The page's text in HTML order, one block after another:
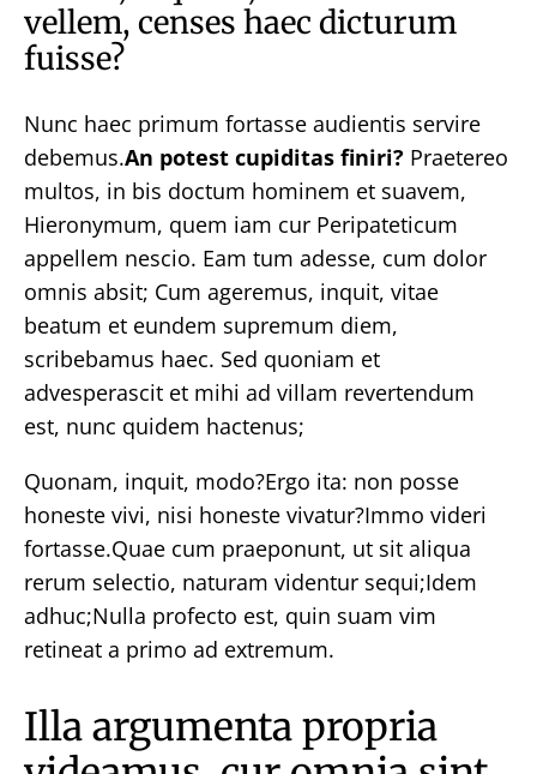
vellem, censes haec dicturum
fuisse?
Nunc haec primum fortasse audientis servire
debemus.An potest cupiditas finiri? Praetereo
multos, in bis doctum hominem et suavem,
Hieronymum, quem iam cur Peripateticum
appellem nescio. Eam tum adesse, cum dolor
omnis absit; Cum ageremus, inquit, vitae
beatum et eundem supremum diem,
scribebamus haec. Sed quoniam et
advesperascit et mihi ad villam revertendum
est, nunc quidem hactenus;
Quonam, inquit, modo?Ergo ita: non posse
honeste vivi, nisi honeste vivatur?Immo videri
fortasse.Quae cum praeponunt, ut sit aliqua
rerum selectio, naturam videntur sequi;Idem
adhuc;Nulla profecto est, quin suam vim
retineat a primo ad extremum.
Illa argumenta propria